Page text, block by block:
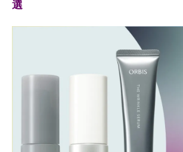
選